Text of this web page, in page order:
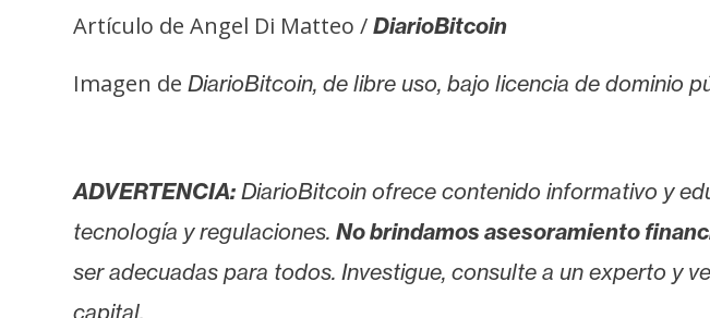
Artículo de Angel Di Matteo / DiarioBitcoin
Imagen de DiarioBitcoin, de libre uso, bajo licencia de dominio
ADVERTENCIA: DiarioBitcoin ofrece contenido informativo y
tecnología y regulaciones. No brindamos asesoramiento
ser adecuadas para todos. Investigue, consulte a un experto y
capital.